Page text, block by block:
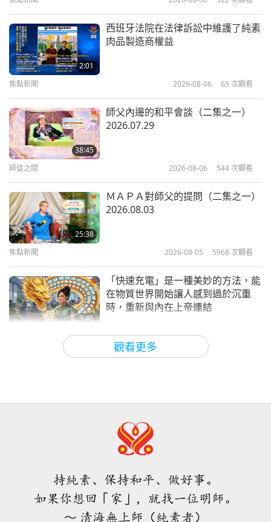
清海無上師（純素者）之歌曲、樂曲、詩集
與演唱
2023-02-25 12708 次觀看
10
21:56
清海無上師（純素者）演唱歌
曲、創作樂曲與詩集（多集系列
清海無上師（純素者）之歌曲、樂曲、詩集
與演唱
2023-04-20 12878 次觀看
11
25:13
清海無上師（純素者）演唱歌曲
創作樂曲與詩集（多集系列節目
清海無上師（純素者）之歌曲、樂曲、詩集
與演唱
2023-06-29 13159次觀看
12
18:16
清海無上師（純素者）演唱歌曲
創作樂曲與詩集（多集系列節目
清海無上師（純素者）之歌曲、樂曲、詩集
與演唱
2023-08-26 12054 次觀看
13
18:53
清海無上師（純素者）演唱歌曲
創作樂曲與詩集（多集系列節目
第十三集）
清海無上師（純素者）之歌曲、樂曲、詩集
26:41
清海無上師（純素者）之歌曲、樂曲、詩集
清海無上師（純素者）之歌曲、
目第十五集）
清海無上師（純素者）之歌曲、樂曲、詩集
11567
緊隨於我，黑夜纏繞著我。但我不會因暮色而消沉，
因為此刻有你相伴。而你也愛戀著我。你所思所想都
是為了我，你解救我的靈魂。我很高興你所做的一
切。人生如書何其短暫，一頁篇章讀過，另一個世界
已然在那裡，這就是我的信仰。」
觀看更多
2:01
西班牙法院在法律訴訟中維護了純素
肉品製造商權益
焦點新聞 2026-08-06 65 次觀看
38:45
師父內邊的和平會談（二集之一）
2026.07.29
師徒之間 2026-08-06 544次觀看
25:38
ＭＡＰＡ對師父的提問（二集之一）
2026.08.03
焦點新聞 2026-08-05 5968 次觀看
3:46
「快速充電」是一種美妙的方法，能
在物質世界開始讓人感到過於沉重
時，重新與內在上帝連結
2026-08-05
42:41
4:31
欣喜得知這位上帝弟子的善舉與愛心
焦點新聞 2026-08-04 1081
持純素、保持和平、做好事。
如果你想回「家」，就找一位明師。
～ 清海無上師（純素者）